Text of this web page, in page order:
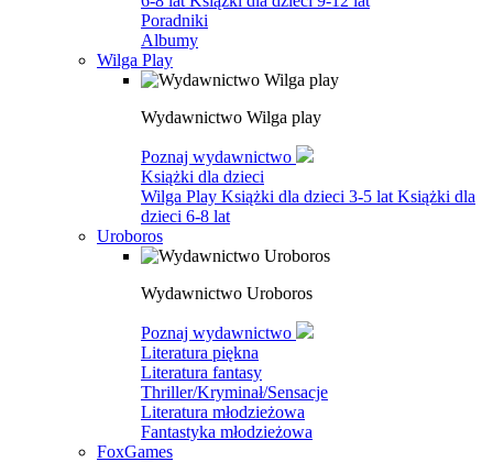
Poradniki
Albumy
Wilga Play
Wydawnictwo Wilga play
Poznaj wydawnictwo
Książki dla dzieci
Wilga Play Książki dla dzieci 3-5 lat Książki dla
dzieci 6-8 lat
Uroboros
Wydawnictwo Uroboros
Poznaj wydawnictwo
Literatura piękna
Literatura fantasy
Thriller/Kryminał/Sensacje
Literatura młodzieżowa
Fantastyka młodzieżowa
FoxGames